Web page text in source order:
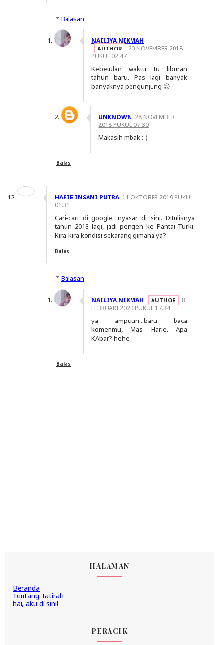
Balasan
NAILIYA NIKMAH
20 NOVEMBER 2018
PUKUL 02.47
Kebetulan waktu itu liburan
tahun baru. Pas lagi banyak
banyaknya pengunjung 😊
UNKNOWN 28 NOVEMBER
2018 PUKUL 07.30
Makasih mbak :-)
Balas
HARIE INSANI PUTRA 11 OKTOBER 2019 PUKUL
01.31
Cari-cari di google, nyasar di sini. Ditulisnya
tahun 2018 lagi, jadi pengen ke Pantai Turki.
Kira-kira kondisi sekarang gimana ya?
Balas
Balasan
NAILIYA NIKMAH
8
FEBRUARI 2020 PUKUL 17.34
ya ampuun...baru baca
komenmu, Mas Harie. Apa
KAbar? hehe
Balas
HALAMAN
Beranda
Tentang Tatirah
hai, aku di sini!
PERACIK